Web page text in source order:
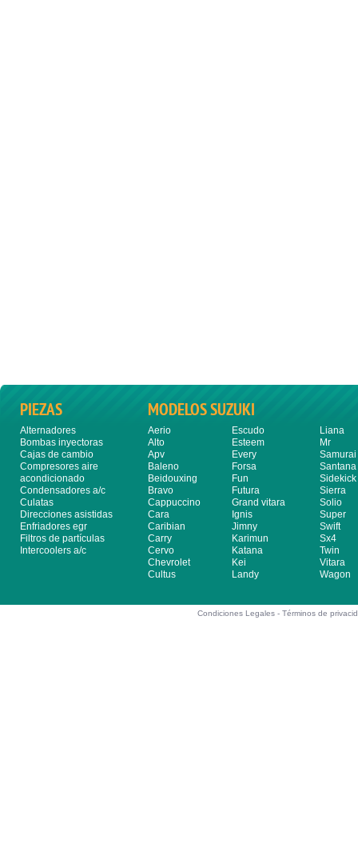
PIEZAS
Alternadores
Bombas inyectoras
Cajas de cambio
Compresores aire
acondicionado
Condensadores a/c
Culatas
Direcciones asistidas
Enfriadores egr
Filtros de partículas
Intercoolers a/c
MODELOS SUZUKI
Aerio
Alto
Apv
Baleno
Beidouxing
Bravo
Cappuccino
Cara
Caribian
Carry
Cervo
Chevrolet
Cultus
Escudo
Esteem
Every
Forsa
Fun
Futura
Grand vitara
Ignis
Jimny
Karimun
Katana
Kei
Landy
Liana
Mr
Samurai
Santana
Sidekick
Sierra
Solio
Super
Swift
Sx4
Twin
Vitara
Wagon
Condiciones Legales -Términos de